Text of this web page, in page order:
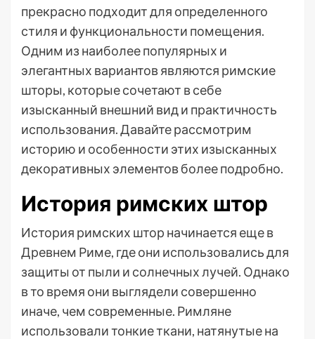
прекрасно подходит для определенного
стиля и функциональности помещения.
Одним из наиболее популярных и
элегантных вариантов являются римские
шторы, которые сочетают в себе
изысканный внешний вид и практичность
использования. Давайте рассмотрим
историю и особенности этих изысканных
декоративных элементов более подробно.
История римских штор
История римских штор начинается еще в
Древнем Риме, где они использовались для
защиты от пыли и солнечных лучей. Однако
в то время они выглядели совершенно
иначе, чем современные. Римляне
использовали тонкие ткани, натянутые на